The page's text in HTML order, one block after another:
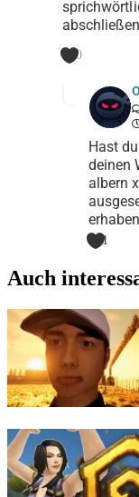
0
Hast
deinen
albern
1
Auch